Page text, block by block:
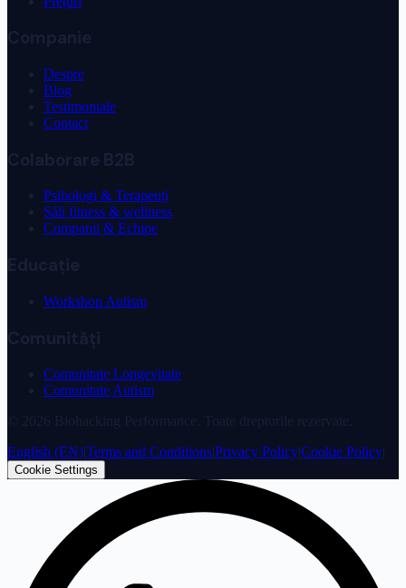
Companie
Despre
Blog
Testimoniale
Contact
Colaborare B2B
Psihologi & Terapeuți
Săli fitness & wellness
Companii & Echipe
Educație
Workshop Autism
Comunități
Comunitate Longevitate
Comunitate Autism
English (EN)Terms and ConditionsPrivacy PolicyCookie Policy
Cookie Settings